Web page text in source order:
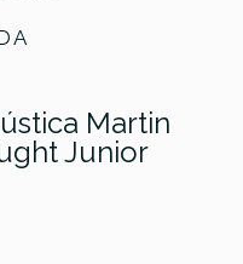
Martin
Junior